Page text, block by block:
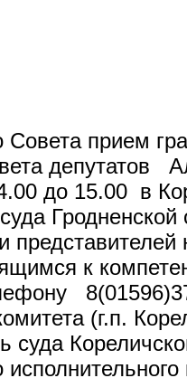
прием
до 15.00 в
к
(г.п.
суда